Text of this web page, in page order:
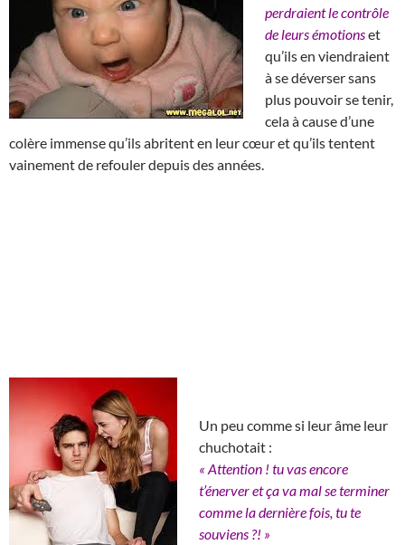
perdraient le contrôle
de leurs émotionset
qu’ils en viendraient
à se déverser sans
plus pouvoir se tenir,
cela à cause d’une
colère immense qu’ils abritent en leur cœur et qu’ils tentent
vainement de refouler depuis des années.
Un peu comme si leur âme leur
chuchotait :
« Attention ! tu vas encore
t’énerver et ça va mal se terminer
comme la dernière fois, tu te
souviens ?! »